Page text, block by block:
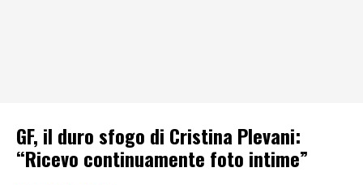
GF, il duro sfogo di Cristina Plevani:
“Ricevo continuamente foto intime”